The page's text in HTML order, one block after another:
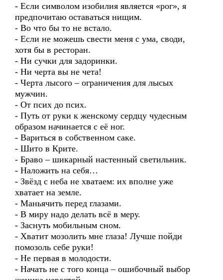
- Если символом изобилия является «рог», я
предпочитаю оставаться нищим.
- Во что бы то не встало.
- Если не можешь свести меня с ума, своди,
хотя бы в ресторан.
- Ни сучки для задоринки.
- Ни черта вы не чета!
- Черта лысого – ограничения для лысых
мужчин.
- От псих до псих.
- Путь от руки к женскому сердцу чудесным
образом начинается с её ног.
- Вариться в собственном саке.
- Шито в Крите.
- Браво – шикарный настенный светильник.
- Наложить на себя…
- Звёзд с неба не хватаем: их вполне уже
хватает на земле.
- Маньячить перед глазами.
- В миру надо делать всё в меру.
- Заснуть мобильным сном.
- Хватит мозолить мне глаза! Лучше пойди
помозоль себе руки!
- Не первая в молодости.
- Начать не с того конца – ошибочный выбор